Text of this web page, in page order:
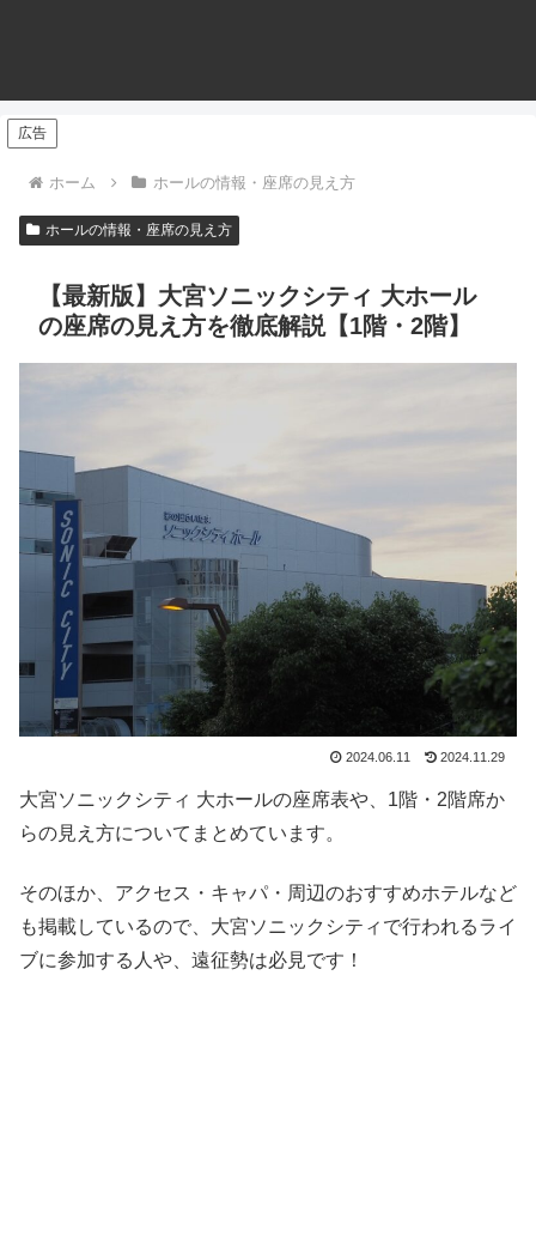
広告
ホーム ホールの情報・座席の見え方
ホールの情報・座席の見え方
【最新版】大宮ソニックシティ 大ホール
の座席の見え方を徹底解説【1階・2階】
2024.06.11 2024.11.29
大宮ソニックシティ 大ホールの座席表や、1階・2階席か
らの見え方についてまとめています。
そのほか、アクセス・キャパ・周辺のおすすめホテルなど
も掲載しているので、大宮ソニックシティで行われるライ
ブに参加する人や、遠征勢は必見です！